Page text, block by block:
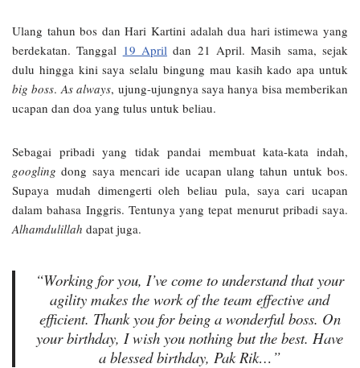
Ulang tahun bos dan Hari Kartini adalah dua hari istimewa yang
berdekatan. Tanggal 19 April dan 21 April. Masih sama, sejak
dulu hingga kini saya selalu bingung mau kasih kado apa untuk
big boss.As always, ujung-ujungnya saya hanya bisa memberikan
ucapan dan doa yang tulus untuk beliau.
Sebagai pribadi yang tidak pandai membuat kata-kata indah,
googling dong saya mencari ide ucapan ulang tahun untuk bos.
Supaya mudah dimengerti oleh beliau pula, saya cari ucapan
dalam bahasa Inggris. Tentunya yang tepat menurut pribadi saya.
Alhamdulillah dapat juga.
“Working for you, I’ve come to understand that your
agility makes the work of the team effective and
efficient. Thank you for being a wonderful boss. On
your birthday, I wish you nothing but the best. Have
a blessed birthday, Pak Rik…”